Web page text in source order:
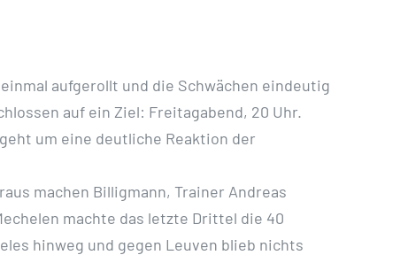
aufgerollt und die Schwächen eindeutig
auf ein Ziel: Freitagabend, 20 Uhr.
um eine deutliche Reaktion der
machen Billigmann, Trainer Andreas
machte das letzte Drittel die 40
hinweg und gegen Leuven blieb nichts